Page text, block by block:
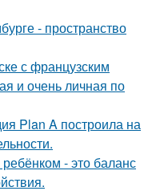
- пространство
с французским
и очень личная по
Plan A построила на
- это баланс